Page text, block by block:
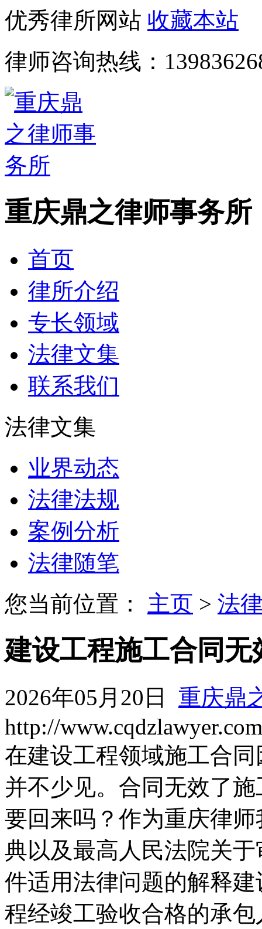
优秀律所网站 收藏本站
律师咨询热线：
重庆鼎之律师事务所
首页
律所介绍
专长领域
法律文集
联系我们
法律文集
业界动态
法律法规
案例分析
法律随笔
您当前位置： 主页 > 法
建设工程施工合同
2026年05月20日 重庆鼎
http://www.cqdzlawyer.com
在建设工程领域施工合
并不少见。合同无效了
要回来吗？作为重庆律
典以及最高人民法院关
件适用法律问题的解释
程经竣工验收合格的承